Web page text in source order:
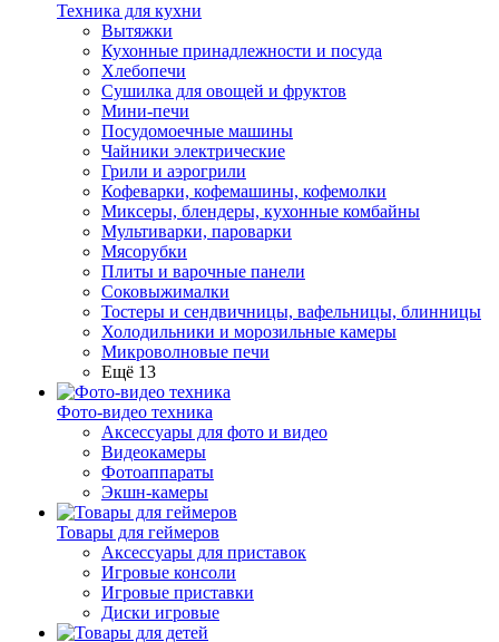
Техника для кухни
Вытяжки
Кухонные принадлежности и посуда
Хлебопечи
Сушилка для овощей и фруктов
Мини-печи
Посудомоечные машины
Чайники электрические
Грили и аэрогрили
Кофеварки, кофемашины, кофемолки
Миксеры, блендеры, кухонные комбайны
Мультиварки, пароварки
Мясорубки
Плиты и варочные панели
Соковыжималки
Тостеры и сендвичницы, вафельницы, блинницы
Холодильники и морозильные камеры
Микроволновые печи
Ещё 13
Фото-видео техника
Аксессуары для фото и видео
Видеокамеры
Фотоаппараты
Экшн-камеры
Товары для геймеров
Аксессуары для приставок
Игровые консоли
Игровые приставки
Диски игровые